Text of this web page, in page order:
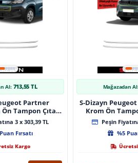
Al: 713,55 TL
Partner
Tampon Çıtası
A+ Kalite
3 x 303,39 TL
Fırsatı
Kargo
Mağazadan
S-Dizayn
Krom Ön
2024 Üzeri
Peşin
%5